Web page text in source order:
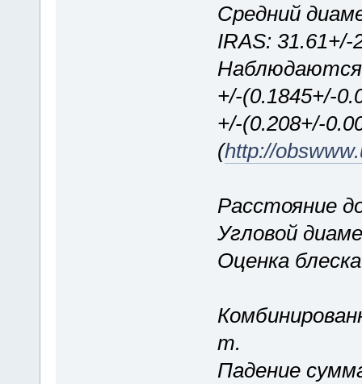
Средний
IRAS: 31.61+/-
Наблюдаются
+/-(0.1845+/-
+/-(0.208+/-
(http://
Расстояние
Угловой
Оценка
m.
Падение